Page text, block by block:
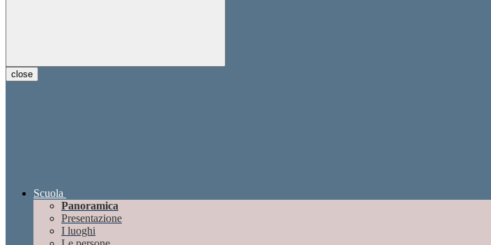
close
Scuola
Panoramica
Presentazione
I luoghi